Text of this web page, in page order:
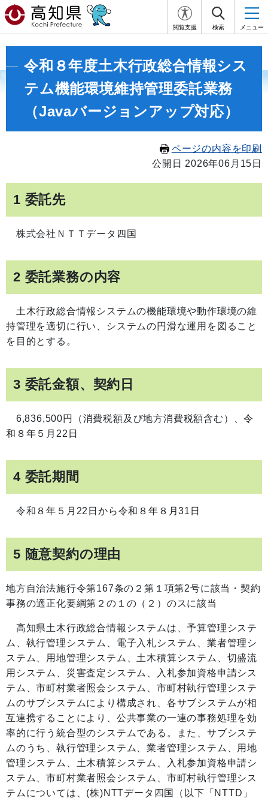
閲覧支援 検索 メニュー
令和８年度土木行政総合情報シス
テム機能環境維持管理委託業務
（Javaバージョンアップ対応）
ページの内容を印刷
公開日 2026年06月15日
1 委託先
株式会社ＮＴＴデータ四国
2 委託業務の内容
土木行政総合情報システムの機能環境や動作環境の維
持管理を適切に行い、システムの円滑な運用を図ること
を目的とする。
3 委託金額、契約日
6,836,500円（消費税額及び地方消費税額含む）、令
和８年５月22日
4 委託期間
令和８年５月22日から令和８年８月31日
5 随意契約の理由
地方自治法施行令第167条の２第１項第2号に該当・契約
事務の適正化要綱第２の１の（２）のスに該当
高知県土木行政総合情報システムは、予算管理システ
ム、執行管理システム、電子入札システム、業者管理シ
ステム、用地管理システム、土木積算システム、切盛流
用システム、災害査定システム、入札参加資格申請シス
テム、市町村業者照会システム、市町村執行管理システ
ムのサブシステムにより構成され、各サブシステムが相
互連携することにより、公共事業の一連の事務処理を効
率的に行う統合型のシステムである。また、サブシステ
ムのうち、執行管理システム、業者管理システム、用地
管理システム、土木積算システム、入札参加資格申請シ
ステム、市町村業者照会システム、市町村執行管理シス
テムについては、(株)NTTデータ四国（以下「NTTD」